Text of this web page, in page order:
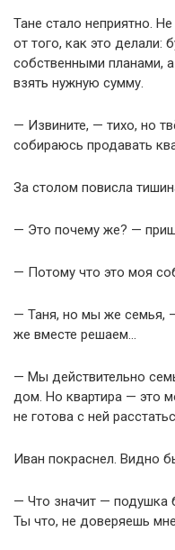
Тане стало неприятно.
от того, как это делали:
собственными планами,
взять нужную сумму.
— Извините, — тихо, но
собираюсь продавать
За столом повисла
— Это почему же? —
— Потому что это моя
— Таня, но мы же семья,
же вместе решаем…
— Мы действительно
дом. Но квартира — это
не готова с ней
Иван покраснел. Видно
— Что значит — подушка
Ты что, не доверяешь